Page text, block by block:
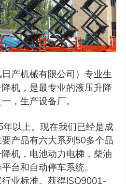
产机械有限公司）专业生
机，是最专业的液压升降
，生产设备厂。
以上。现在我们已经是成
产品有六大系列50多个品
机，电池动力电梯，柴油
台和自动停车系统。
业标准。获得ISO9001-